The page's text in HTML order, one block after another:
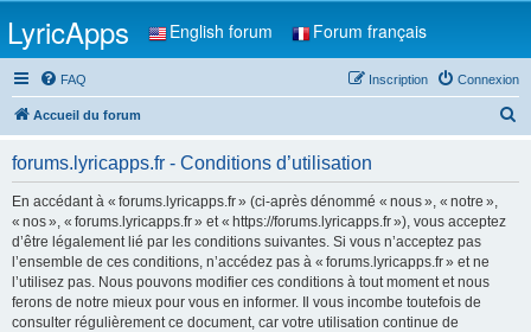
LyricApps English forum Forum français
FAQ Connexion
Inscription
Accueil du forum
forums.lyricapps.fr - Conditions d’utilisation
En accédant à « forums.lyricapps.fr » (ci-après dénommé « nous », « notre »,
« nos », « forums.lyricapps.fr » et « https://forums.lyricapps.fr »), vous acceptez
d’être légalement lié par les conditions suivantes. Si vous n’acceptez pas
l’ensemble de ces conditions, n’accédez pas à « forums.lyricapps.fr » et ne
l’utilisez pas. Nous pouvons modifier ces conditions à tout moment et nous
ferons de notre mieux pour vous en informer. Il vous incombe toutefois de
consulter régulièrement ce document, car votre utilisation continue de